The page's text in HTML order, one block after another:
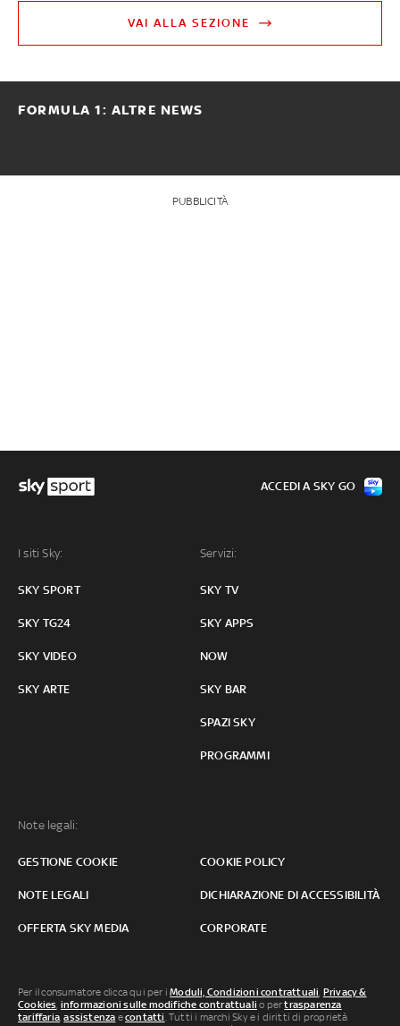
VAI ALLA SEZIONE
FORMULA 1: ALTRE NEWS
PUBBLICITÀ
I siti Sky:
SKY SPORT
SKY TG24
SKY VIDEO
SKY ARTE
Servizi:
SKY TV
SKY APPS
NOW
SKY BAR
SPAZI SKY
PROGRAMMI
Note legali:
GESTIONE COOKIE COOKIE POLICY
NOTE LEGALI DICHIARAZIONE DI ACCESSIBILITÀ
OFFERTA SKY MEDIA CORPORATE
ACCEDI A SKY GO
Per il consumatore clicca qui per iModuli, Condizioni contrattuali, Privacy &
Cookies, informazioni sulle modifiche contrattuali o pertrasparenza
tariffaria,assistenza econtatti. Tutti i marchi Sky e i diritti di proprietà